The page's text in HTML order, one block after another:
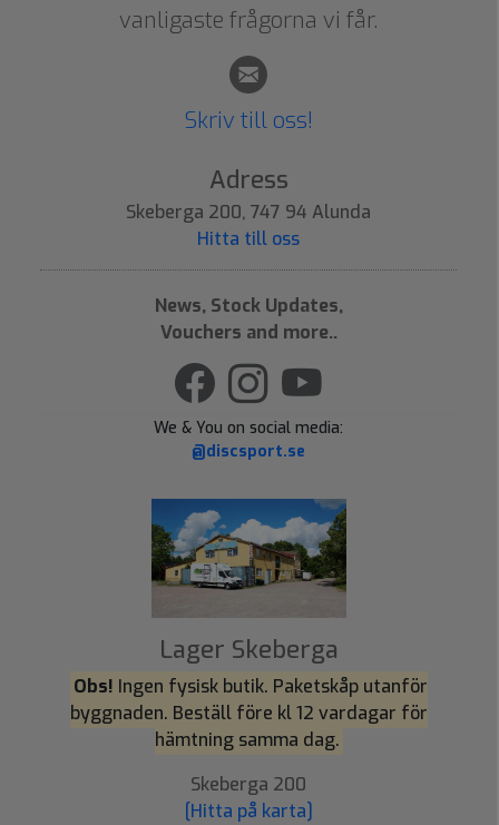
vanligaste frågorna vi får.
Skriv till oss!
Adress
Skeberga 200, 747 94 Alunda
Hitta till oss
News, Stock Updates,
Vouchers and more..
We & You on social media:
@discsport.se
Lager Skeberga
Obs! Ingen fysisk butik. Paketskåp utanför
byggnaden. Beställ före kl 12 vardagar för
hämtning samma dag.
Skeberga 200
[Hitta på karta]